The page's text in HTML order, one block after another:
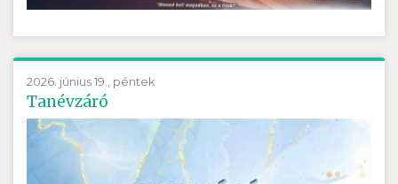
2026. június 19., péntek
Tanévzáró